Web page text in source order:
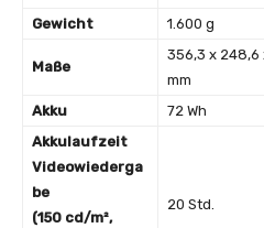
Gewicht 1.600 g
Maße
356,3 x 248,6
mm
Akku
72 Wh
Akkulaufzeit
Videowiederga
be
(150 cd/m²,
20 Std.